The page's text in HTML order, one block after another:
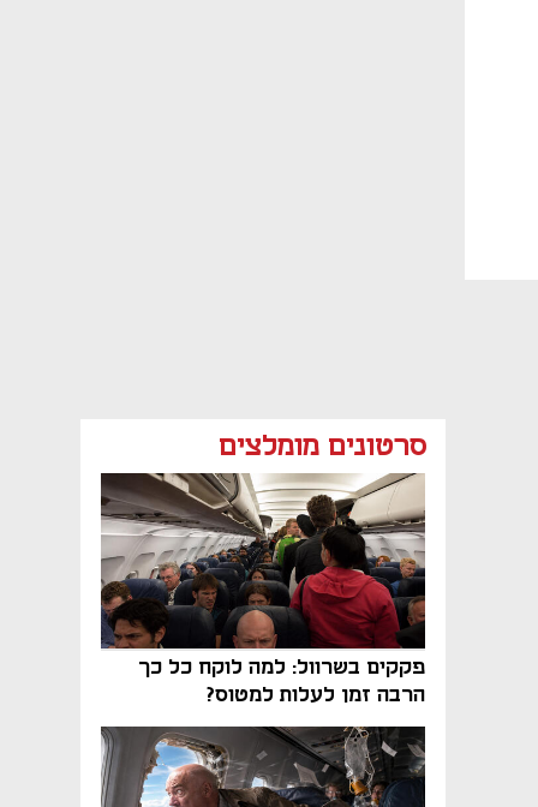
סרטונים מומלצים
פקקים בשרוול: למה לוקח כל כך
הרבה זמן לעלות למטוס?